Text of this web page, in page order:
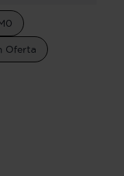
Oferta